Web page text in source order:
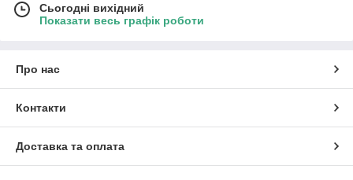
Сьогодні вихідний
Показати весь графік роботи
Про нас
Контакти
Доставка та оплата